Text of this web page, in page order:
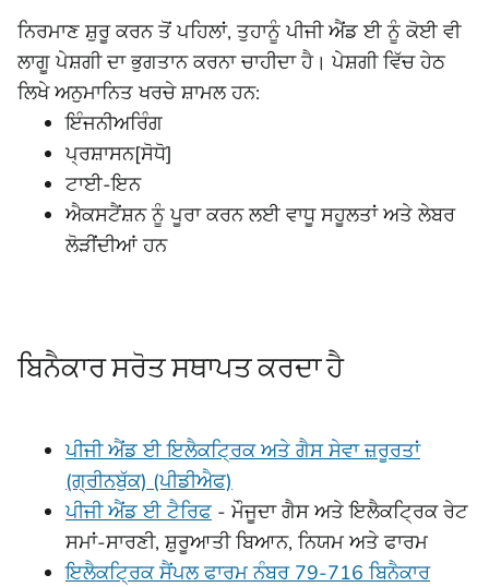
ਨਿਰਮਾਣ ਸ਼ੁਰੂ ਕਰਨ ਤੋਂ ਪਹਿਲਾਂ, ਤੁਹਾਨੂੰ ਪੀਜੀ ਐਂਡ ਈ ਨੂੰ ਕੋਈ ਵੀ
ਲਾਗੂ ਪੇਸ਼ਗੀ ਦਾ ਭੁਗਤਾਨ ਕਰਨਾ ਚਾਹੀਦਾ ਹੈ। ਪੇਸ਼ਗੀ ਵਿੱਚ ਹੇਠ
ਲਿਖੇ ਅਨੁਮਾਨਿਤ ਖਰਚੇ ਸ਼ਾਮਲ ਹਨ:
ਇੰਜਨੀਅਰਿੰਗ
ਪ੍ਰਸ਼ਾਸਨ[ਸੋਧੋ]
ਟਾਈ-ਇਨ
ਐਕਸਟੈਂਸ਼ਨ ਨੂੰ ਪੂਰਾ ਕਰਨ ਲਈ ਵਾਧੂ ਸਹੂਲਤਾਂ ਅਤੇ ਲੇਬਰ
ਲੋੜੀਂਦੀਆਂ ਹਨ
ਬਿਨੈਕਾਰ ਸਰੋਤ ਸਥਾਪਤ ਕਰਦਾ ਹੈ
ਪੀਜੀ ਐਂਡ ਈ ਇਲੈਕਟ੍ਰਿਕ ਅਤੇ ਗੈਸ ਸੇਵਾ ਜ਼ਰੂਰਤਾਂ
(ਗ੍ਰੀਨਬੁੱਕ) (ਪੀਡੀਐਫ)
ਪੀਜੀ ਐਂਡ ਈ ਟੈਰਿਫ - ਮੌਜੂਦਾ ਗੈਸ ਅਤੇ ਇਲੈਕਟ੍ਰਿਕ ਰੇਟ
ਸਮਾਂ-ਸਾਰਣੀ, ਸ਼ੁਰੂਆਤੀ ਬਿਆਨ, ਨਿਯਮ ਅਤੇ ਫਾਰਮ
ਇਲੈਕਟ੍ਰਿਕ ਸੈਂਪਲ ਫਾਰਮ ਨੰਬਰ 79-716 ਬਿਨੈਕਾਰ